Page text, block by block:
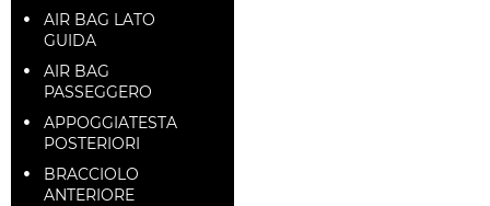
AIR BAG LATO
GUIDA
AIR BAG
PASSEGGERO
APPOGGIATESTA
POSTERIORI
BRACCIOLO
ANTERIORE